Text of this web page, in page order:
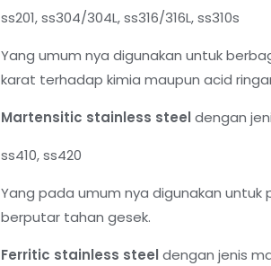
ss201, ss304/304L, ss316/316L, ss310s
Yang umum nya digunakan untuk
karat terhadap kimia maupun acid
Martensitic stainless steel dengan
ss410, ss420
Yang pada umum nya digunakan
berputar tahan gesek.
Ferritic stainless steel dengan jenis